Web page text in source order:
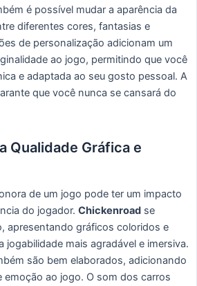
é possível mudar a aparência da
diferentes cores, fantasias e
de personalização adicionam um
ao jogo, permitindo que você
e adaptada ao seu gosto pessoal. A
que você nunca se cansará do
Qualidade Gráfica e
de um jogo pode ter um impacto
do jogador. Chickenroad se
apresentando gráficos coloridos e
jogabilidade mais agradável e imersiva.
são bem elaborados, adicionando
emoção ao jogo. O som dos carros